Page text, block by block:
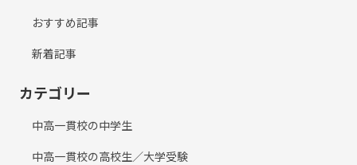
おすすめ記事
新着記事
カテゴリー
中高一貫校の中学生
中高一貫校の高校生／大学受験